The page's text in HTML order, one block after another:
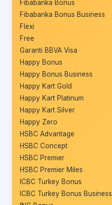
Fibabanka Bonus
Fibabanka Bonus Business
Flexi
Free
Garanti BBVA Visa
Happy Bonus
Happy Bonus Business
Happy Kart Gold
Happy Kart Platinum
Happy Kart Silver
Happy Zero
HSBC Advantage
HSBC Concept
HSBC Premier
HSBC Premier Miles
ICBC Turkey Bonus
ICBC Turkey Bonus Business